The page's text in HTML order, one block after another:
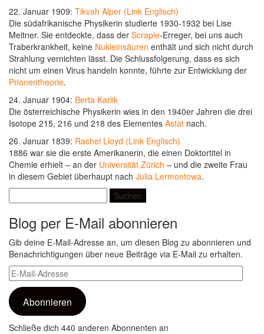
22. Januar 1909: Tikvah Alper (Link Englisch)
Die südafrikanische Physikerin studierte 1930-1932 bei Lise
Meitner. Sie entdeckte, dass der Scrapie-Erreger, bei uns auch
Traberkrankheit, keine Nukleinsäuren enthält und sich nicht durch
Strahlung vernichten lässt. Die Schlussfolgerung, dass es sich
nicht um einen Virus handeln konnte, führte zur Entwicklung der
Prionentheorie.
24. Januar 1904: Berta Karlik
Die österreichische Physikerin wies in den 1940er Jahren die drei
Isotope 215, 216 und 218 des Elementes Astat nach.
26. Januar 1839: Rachel Lloyd (Link Englisch)
1886 war sie die erste Amerikanerin, die einen Doktortitel in
Chemie erhielt – an der Universität Zürich – und die zweite Frau
in diesem Gebiet überhaupt nach Julia Lermontowa.
nach:
Blog per E-Mail abonnieren
Gib deine E-Mail-Adresse an, um diesen Blog zu abonnieren und
Benachrichtigungen über neue Beiträge via E-Mail zu erhalten.
E-
Mail-
Adresse
Abonnieren
Schließe dich 440 anderen Abonnenten an